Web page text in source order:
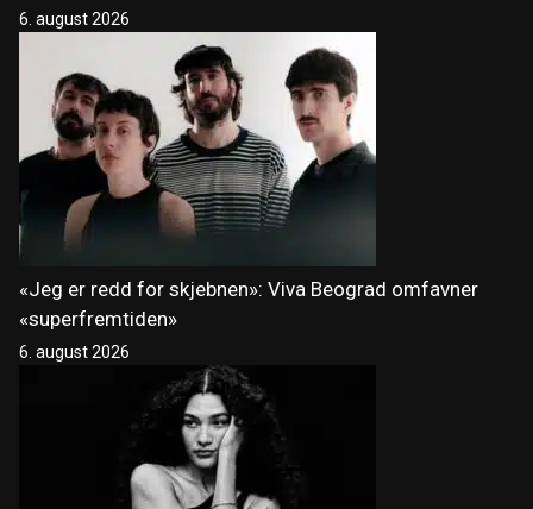
6. august 2026
«Jeg er redd for skjebnen»: Viva Beograd omfavner
«superfremtiden»
6. august 2026